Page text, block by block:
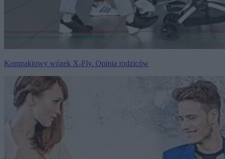
Kompaktowy wózek X-Fly. Opinia rodziców